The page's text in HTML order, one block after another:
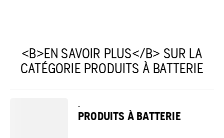
<B>EN SAVOIR PLUS</B> SUR LA
CATÉGORIE PRODUITS À BATTERIE
-
PRODUITS À BATTERIE